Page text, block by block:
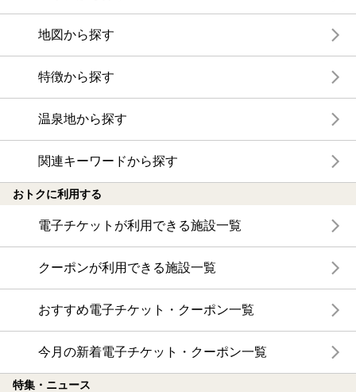
地図から探す
特徴から探す
温泉地から探す
関連キーワードから探す
おトクに利用する
電子チケットが利用できる施設一覧
クーポンが利用できる施設一覧
おすすめ電子チケット・クーポン一覧
今月の新着電子チケット・クーポン一覧
特集・ニュース